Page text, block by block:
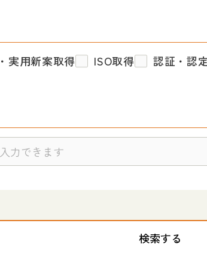
実用新案取得 ISO取得 認証・認
検索する